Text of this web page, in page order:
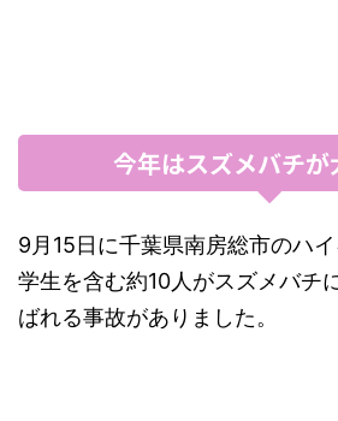
今年はスズメバチが
9月15日に千葉県南房総市のハ
学生を含む約10人がスズメバチ
ばれる事故がありました。